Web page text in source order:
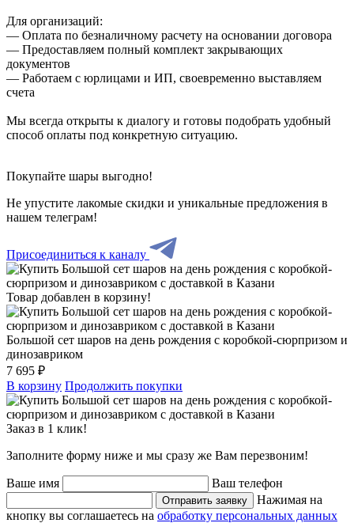
Для организаций:
— Оплата по безналичному расчету на основании договора
— Предоставляем полный комплект закрывающих
документов
— Работаем с юрлицами и ИП, своевременно выставляем
счета
Мы всегда открыты к диалогу и готовы подобрать удобный
способ оплаты под конкретную ситуацию.
Покупайте шары выгодно!
Не упустите лакомые скидки и уникальные предложения в
нашем телеграм!
Присоединиться к каналу
Товар добавлен в корзину!
Большой сет шаров на день рождения с коробкой-сюрпризом и
динозавриком
7 695 ₽
В корзину Продолжить покупки
Заказ в 1 клик!
Заполните форму ниже и мы сразу же Вам перезвоним!
Ваше имя Ваш телефон
Отправить заявку
Нажимая на
кнопку вы соглашаетесь на обработку персональных данных